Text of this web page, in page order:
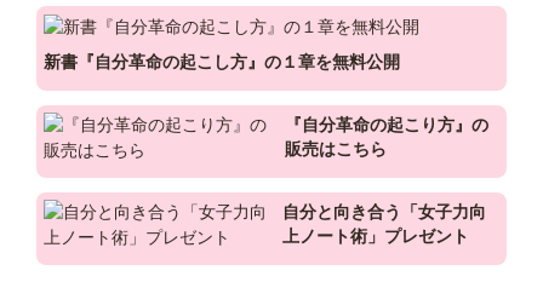
上げ、
多くの女性を魅力的にしていく活動をしています！
そんな世界を変える革命を巻き起こす為、
毎日、仙人活動をせっせとやってます！
新書『自分革命の起こし方』の１章を無料公開
『自分革命の起こり方』の
販売はこちら
自分と向き合う「女子力向
上ノート術」プレゼント